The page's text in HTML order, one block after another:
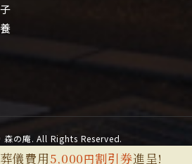
の庵. All Rights Reserved.
儀費用5,000円割引券進呈!